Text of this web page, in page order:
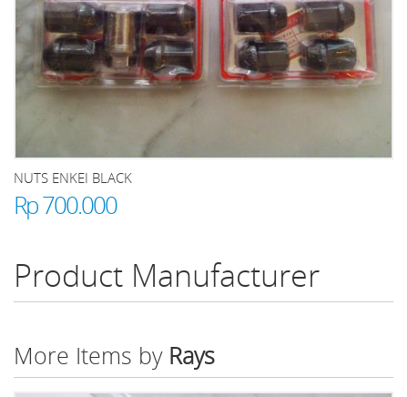
NUTS ENKEI BLACK
Rp 700.000
Product Manufacturer
More Items by Rays